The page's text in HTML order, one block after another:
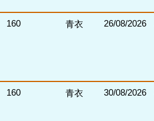
160 青衣 26/08/2026
160 青衣 30/08/2026